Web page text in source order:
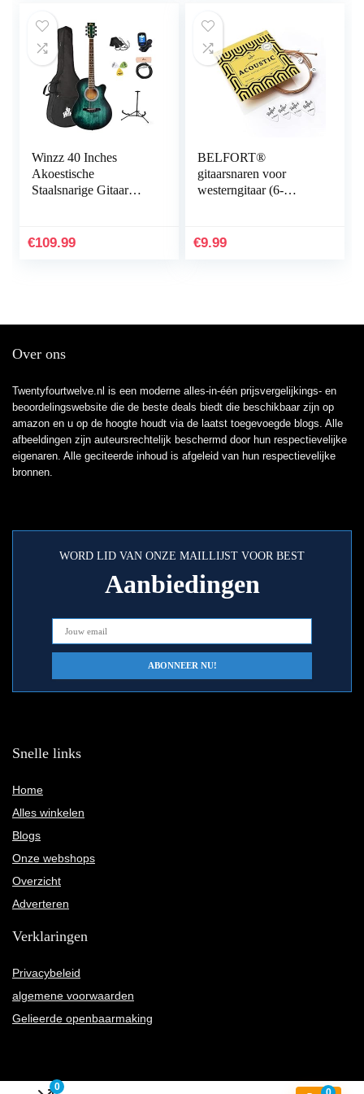
0
Winzz 40 Inches
Akoestische
Staalsnarige Gitaar
(Blauw-groen)
€109.99
BELFORT®
gitaarsnaren voor
westerngitaar (6-
akoestische gitaar + 4
€9.99
Over ons
Twentyfourtwelve.nl is een moderne alles-in-één prijsvergelijkings- en
beoordelingswebsite die de beste deals biedt die beschikbaar zijn op
amazon en u op de hoogte houdt via de laatst toegevoegde blogs. Alle
afbeeldingen zijn auteursrechtelijk beschermd door hun respectievelijke
eigenaren. Alle geciteerde inhoud is afgeleid van hun respectievelijke
bronnen.
WORD LID VAN ONZE MAILLIJST VOOR BEST
Aanbiedingen
Snelle links
Home
Alles winkelen
Blogs
Onze webshops
Overzicht
Adverteren
Verklaringen
Privacybeleid
algemene voorwaarden
Gelieerde openbaarmaking